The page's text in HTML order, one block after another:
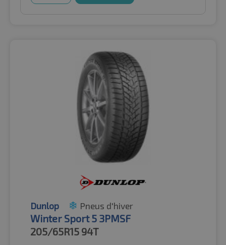
Dunlop Pneus d'hiver
Winter Sport 5 3PMSF
205/65R15 94T